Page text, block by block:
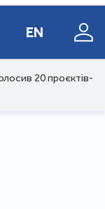
EN
20 проєктів-